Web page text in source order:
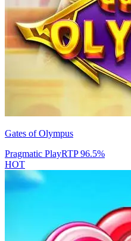
Gates of Olympus
Pragmatic PlayRTP96.5%
HOT